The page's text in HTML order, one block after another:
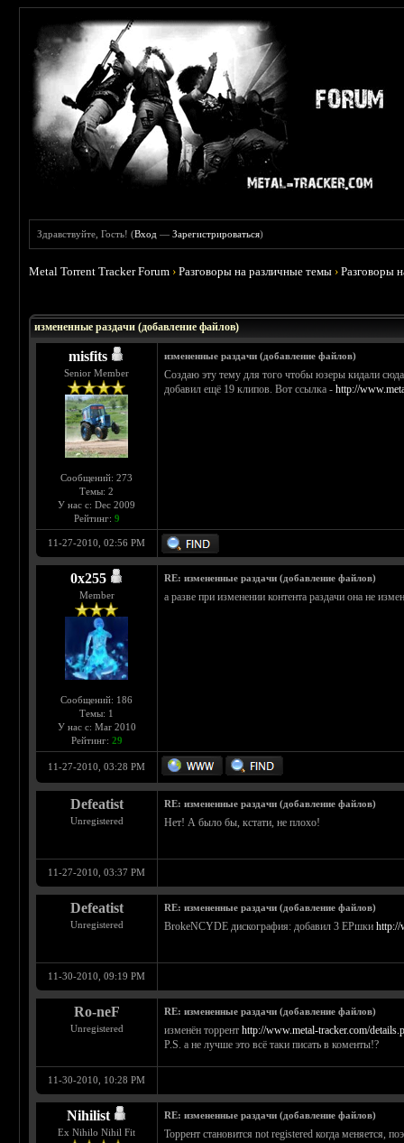
Здравствуйте, Гость! (Вход —Зарегистрироваться)
Metal Torrent Tracker Forum ›Разговоры на различные темы ›Разговоры
измененные раздачи (добавление файлов)
misfits
Senior Member
Сообщений: 273
Темы: 2
У нас с: Dec 2009
Рейтинг: 9
измененные раздачи (добавление файлов)
Создаю эту тему для того чтобы юзеры кидали
добавил ещё 19 клипов. Вот ссылка -http://
11-27-2010, 02:56 PM
0х255
Member
Сообщений: 186
Темы: 1
У нас с: Mar 2010
Рейтинг: 29
RE: измененные раздачи (добавление файлов)
а разве при изменении контента раздачи она не
11-27-2010, 03:28 PM
Defeatist
Unregistered
RE: измененные раздачи (добавление файлов)
Нет! А было бы, кстати, не плохо!
11-27-2010, 03:37 PM
Defeatist
Unregistered
RE: измененные раздачи (добавление файлов)
BrokeNCYDE дискография: добавил 3 EPшкиhttp://
11-30-2010, 09:19 PM
Ro-neF
Unregistered
RE: измененные раздачи (добавление файлов)
изменён торрентhttp://www.metal-tracker.com/
P.S. а не лучше это всё таки писать в коменты!?
11-30-2010, 10:28 PM
Nihilist
Ex Nihilo Nihil Fit
RE: измененные раздачи (добавление файлов)
Торрент становится not registered когда меняется,